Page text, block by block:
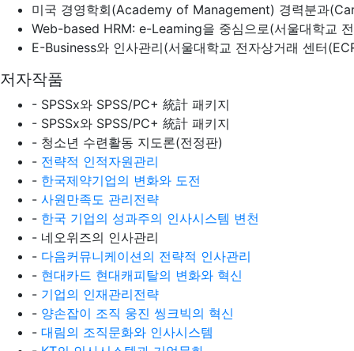
미국 경영학회(Academy of Management) 경력분과
Web-based HRM: e-Leaming을 중심으로(서울대학교
E-Business와 인사관리(서울대학교 전자상거래 센터
저자작품
- SPSSx와 SPSS/PC+ 統計 패키지
- SPSSx와 SPSS/PC+ 統計 패키지
- 청소년 수련활동 지도론(전정판)
- 전략적 인적자원관리
- 한국제약기업의 변화와 도전
- 사원만족도 관리전략
- 한국 기업의 성과주의 인사시스템 변천
- 네오위즈의 인사관리
- 다음커뮤니케이션의 전략적 인사관리
- 현대카드 현대캐피탈의 변화와 혁신
- 기업의 인재관리전략
- 양손잡이 조직 웅진 씽크빅의 혁신
- 대림의 조직문화와 인사시스템